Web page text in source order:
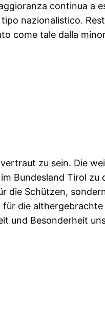
continua a
nazionalistico.
come tale dalla
zu sein. Die
Bundesland Tirol
Schützen,
die
und Besonderheit